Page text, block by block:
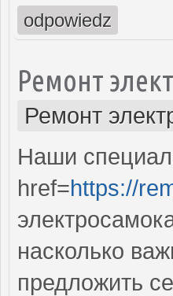
odpowiedz
Ремонт
Ремонт
Наши
href=https://
насколько
предложить